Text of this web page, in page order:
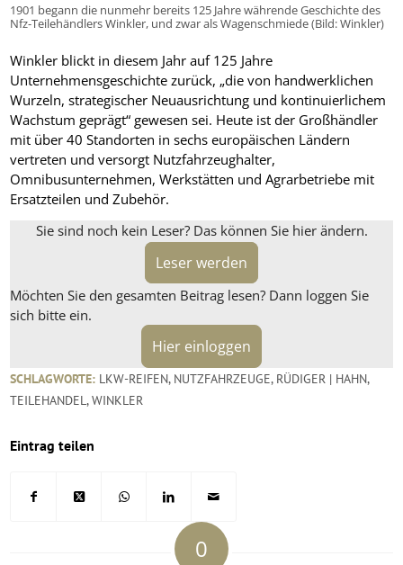
1901 begann die nunmehr bereits 125 Jahre währende Geschichte des
Nfz-Teilehändlers Winkler, und zwar als Wagenschmiede (Bild: Winkler)
Winkler blickt in diesem Jahr auf 125 Jahre
Unternehmensgeschichte zurück, „die von handwerklichen
Wurzeln, strategischer Neuausrichtung und kontinuierlichem
Wachstum geprägt“ gewesen sei. Heute ist der Großhändler
mit über 40 Standorten in sechs europäischen Ländern
vertreten und versorgt Nutzfahrzeughalter,
Omnibusunternehmen, Werkstätten und Agrarbetriebe mit
Ersatzteilen und Zubehör.
Sie sind noch kein Leser? Das können Sie hier ändern.
Leser werden
Möchten Sie den gesamten Beitrag lesen? Dann loggen Sie
sich bitte ein.
Hier einloggen
SCHLAGWORTE: LKW-REIFEN, NUTZFAHRZEUGE, RÜDIGER | HAHN,
TEILEHANDEL,WINKLER
Eintrag teilen
0